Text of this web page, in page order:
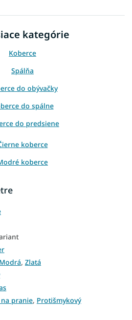
kategórie
Koberce
Spálňa
do obývačky
do spálne
do predsiene
koberce
koberce
Modrá, Zlatá
pranie, Protišmykový